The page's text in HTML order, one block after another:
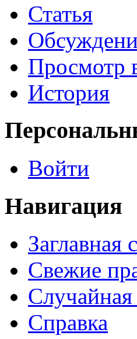
Статья
Просмотр
История
Войти
Навигация
Заглавная
Свежие
Случайная
Справка